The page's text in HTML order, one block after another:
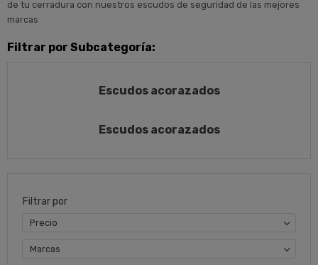
de tu cerradura con nuestros escudos de seguridad de las mejores
marcas
Filtrar por Subcategoría:
Escudos acorazados
Escudos acorazados
Filtrar por
Precio
Marcas